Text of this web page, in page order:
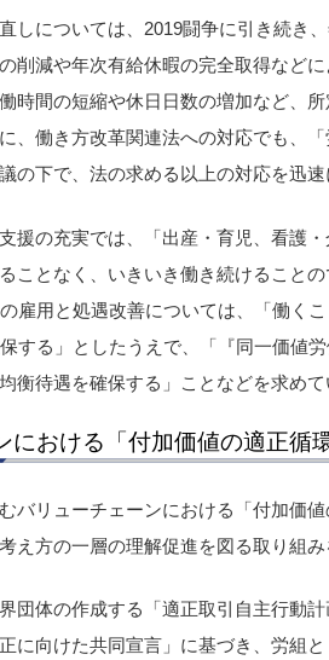
しについては、2019闘争に引き続き
削減や年次有給休暇の完全取得など
時間の短縮や休日日数の増加など、
、働き方改革関連法への対応でも、
の下で、法の求める以上の対応を迅
援の充実では、「出産・育児、看護
ことなく、いきいき働き続けること
雇用と処遇改善については、「働く
する」としたうえで、「『同一価値
衡待遇を確保する」ことなどを求め
における「付加価値の適正循
バリューチェーンにおける「付加価
え方の一層の理解促進を図る取り組
団体の作成する「適正取引自主行動
に向けた共同宣言」に基づき、労組